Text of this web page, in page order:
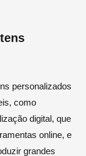
personalizados
como
digital, que
online, e
grandes